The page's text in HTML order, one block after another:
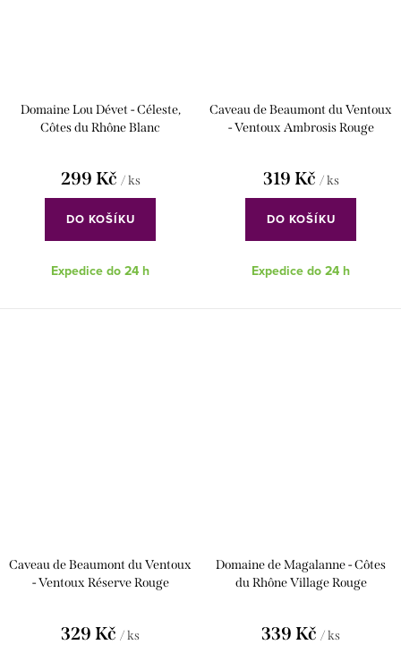
Domaine Lou Dévet - Céleste,
Côtes du Rhône Blanc
299 Kč / ks
DO KOŠÍKU
Expedice do 24 h
Caveau de Beaumont du Ventoux
- Ventoux Ambrosis Rouge
319 Kč / ks
DO KOŠÍKU
Expedice do 24 h
Caveau de Beaumont du Ventoux
- Ventoux Réserve Rouge
329 Kč / ks
Domaine de Magalanne - Côtes
du Rhône Village Rouge
339 Kč / ks